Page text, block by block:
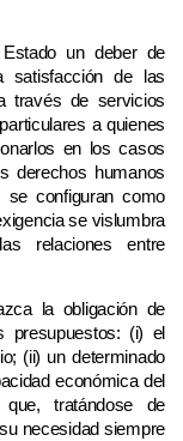
un deber de
satisfacción de las
través de servicios
a quienes
en los casos
derechos humanos
se configuran como
se vislumbra
relaciones entre
la obligación de
presupuestos: (i) el
(ii) un determinado
económica del
tratándose de
necesidad siempre